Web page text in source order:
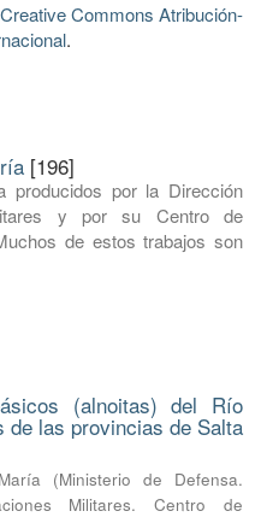
Commons Atribución-
.
[196]
producidos por la Dirección
y por su Centro de
de estos trabajos son
(alnoitas) del Río
de las provincias de Salta
(Ministerio de Defensa.
Militares. Centro de